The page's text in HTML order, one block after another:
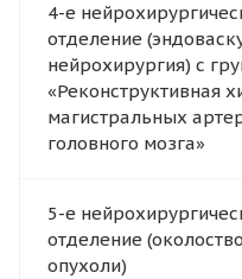
4-e
отделение
нейрохирургия) с
«Реконструктивная
магистральных
головного мозга»
5-е
отделение
опухоли)